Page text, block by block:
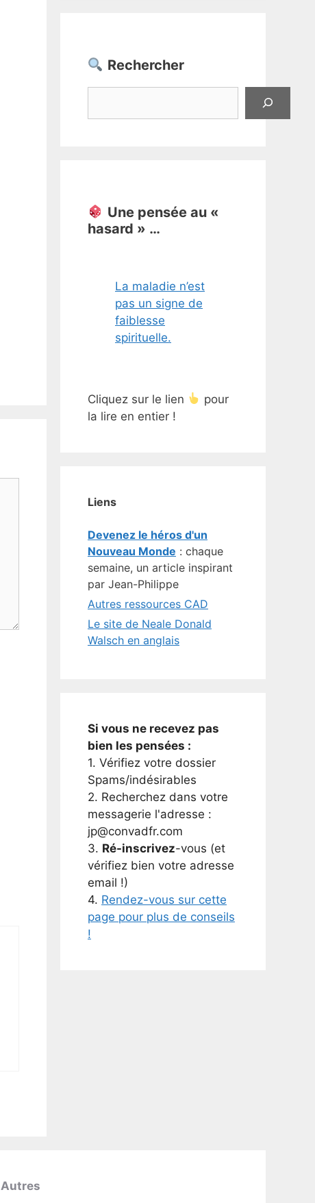
Rechercher
Une pensée au «
hasard » …
La maladie n’est
pas un signe de
faiblesse
spirituelle.
Cliquez sur le lien
pour
la lire en entier !
Liens
Devenez le héros d'un
Nouveau Monde : chaque
semaine, un article inspirant
par Jean-Philippe
Autres ressources CAD
Le site de Neale Donald
Walsch en anglais
Si vous ne recevez pas
bien les pensées :
1. Vérifiez votre dossier
Spams/indésirables
2. Recherchez dans votre
messagerie l'adresse :
jp@convadfr.com
3. Ré-inscrivez-vous (et
vérifiez bien votre adresse
email !)
4. Rendez-vous sur cette
page pour plus de conseils
!
Autres